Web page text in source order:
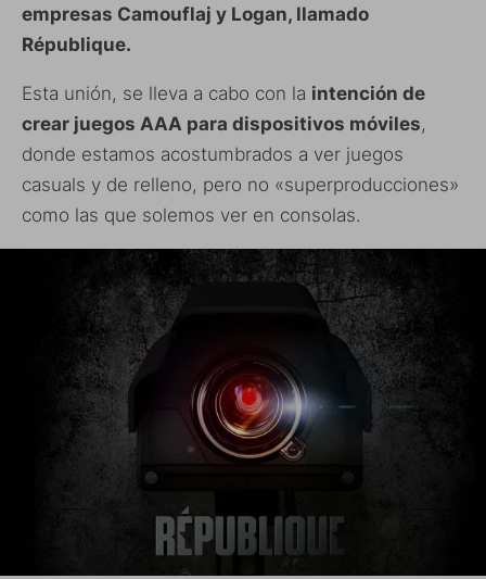
empresas Camouflaj y Logan, llamado
République.
Esta unión, se lleva a cabo con la intención de
crear juegos AAA para dispositivos móviles,
donde estamos acostumbrados a ver juegos
casuals y de relleno, pero no «superproducciones»
como las que solemos ver en consolas.